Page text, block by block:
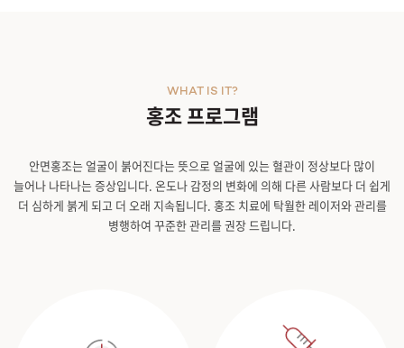
홍조 프로그램
WHAT IS IT?
안면홍조는 얼굴이 붉어진다는 뜻으로 얼굴에 있는 혈관이 정상보다 많이
늘어나 나타나는 증상입니다. 온도나 감정의 변화에 의해 다른 사람보다 더 쉽게
더 심하게 붉게 되고 더 오래 지속됩니다. 홍조 치료에 탁월한 레이저와 관리를
병행하여 꾸준한 관리를 권장 드립니다.